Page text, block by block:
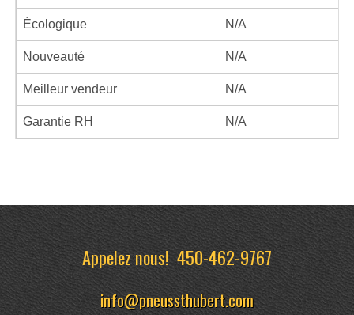
Écologique N/A
Nouveauté N/A
Meilleur vendeur N/A
Garantie RH N/A
Appelez nous!450-462-9767
info@pneussthubert.com